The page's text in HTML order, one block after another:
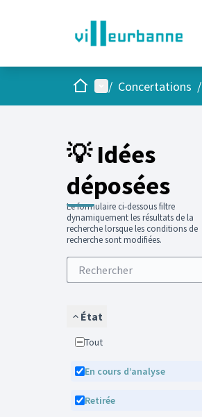
AccueilMenu principal
/ Concertations /
💡 Idées
déposées
Le formulaire ci-dessous filtre
dynamiquement les résultats de la
recherche lorsque les conditions de
recherche sont modifiées.
État
Tout
En cours d’analyse
Retirée